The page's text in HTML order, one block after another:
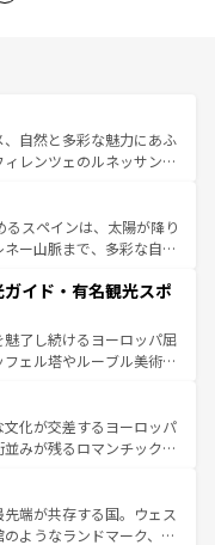
自然と多彩な魅力にあふ
レンツェのルネッサンス
景やアマルフィ海岸の絶
観光の合間には、本場の
ア料理を堪能することも
れない旅をしてみよう！
スペインは、太陽が降り
ー山脈まで、多彩な自然
なフラメンコ、熱気あふ
が生活の一部となってい
雰囲気や、バルセロナの
は古代ローマ遺跡や中世
異なるスペインはその個
る人を魅了する。 なお、新着のスペイン情報は コ
。
イド・有名観光スポ
了し続けるヨーロッパ屈
ェル塔やルーブル美術館
華麗な宮殿、歴史的な大
な自然が、訪れる者を心
美食の国としても知ら
ランス、プロヴァンスの
な楽しみ方が可能だ。さ
溢れており、どの街角に
化が交差するヨーロッパ
みが残るロマンチック街
も飽きることがない。ベ
州のアルプスの絶景、そ
った風景は必見。ビール
端が共存する国。ウェス
ようなランドマーク、歴